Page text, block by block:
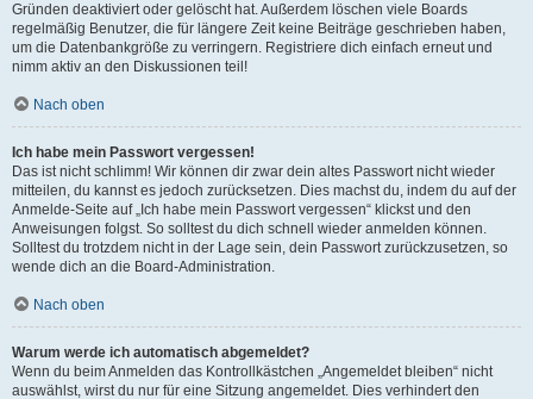
Gründen deaktiviert oder gelöscht hat. Außerdem löschen viele Boards
regelmäßig Benutzer, die für längere Zeit keine Beiträge geschrieben haben,
um die Datenbankgröße zu verringern. Registriere dich einfach erneut und
nimm aktiv an den Diskussionen teil!
Nach oben
Ich habe mein Passwort vergessen!
Das ist nicht schlimm! Wir können dir zwar dein altes Passwort nicht wieder
mitteilen, du kannst es jedoch zurücksetzen. Dies machst du, indem du auf der
Anmelde-Seite auf „Ich habe mein Passwort vergessen“ klickst und den
Anweisungen folgst. So solltest du dich schnell wieder anmelden können.
Solltest du trotzdem nicht in der Lage sein, dein Passwort zurückzusetzen, so
wende dich an die Board-Administration.
Nach oben
Warum werde ich automatisch abgemeldet?
Wenn du beim Anmelden das Kontrollkästchen „Angemeldet bleiben“ nicht
auswählst, wirst du nur für eine Sitzung angemeldet. Dies verhindert den